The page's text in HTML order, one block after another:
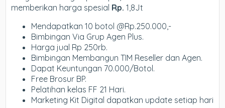
memberikan harga spesial Rp. 1,8Jt
Mendapatkan 10 botol @Rp.250.000,-
Bimbingan Via Grup Agen Plus.
Harga jual Rp 250rb.
Bimbingan Membangun TIM Reseller dan Agen.
Dapat Keuntungan 70.000/Botol.
Free Brosur BP.
Pelatihan kelas FF 21 Hari.
Marketing Kit Digital dapatkan update setiap hari